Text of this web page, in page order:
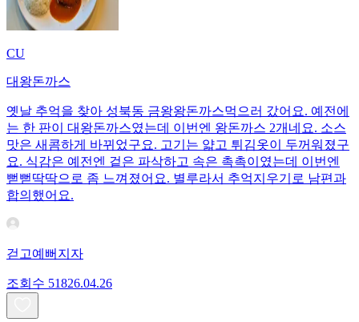
CU
대왕돈까스
옛날 추억을 찾아 성북동 금왕왕돈까스먹으러 갔어요. 예전에
는 한 판이 대왕돈까스였는데 이번엔 왕돈까스 2개네요. 소스
맛은 새콤하게 바뀌었구요. 고기는 얇고 튀김옷이 두꺼워졌구
요. 식감은 예전엔 겉은 파삭하고 속은 촉촉이였는데 이번엔
뻗뻗딱딱으로 좀 느껴졌어요. 별루라서 추억지우기로 남편과
합의했어요.
걷고예뻐지자
조회수 51826.04.26